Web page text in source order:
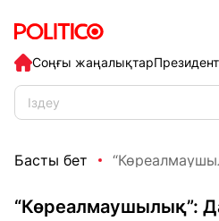
Соңғы жаңалықтарПрезидент
Басты бет
“Көреалмаушылық”: